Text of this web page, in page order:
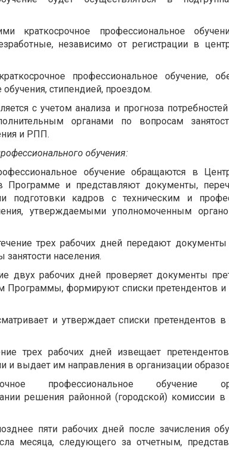
краткосрочное профессиональное
независимо от регистрации в
профессиональное обучение,
стипендией, проездом.
с учетом анализа и прогноза
органами по вопросам
и РПП.
обучения:
обучение обращаются в
Программе и представляют документы,
подготовки кадров с техническим и
утверждаемыми уполномоченным
трех рабочих дней передают документы
населения.
двух рабочих дней проверяет документы
Программы, формируют списки претендентов и
и утверждает списки претендентов в
трех рабочих дней извещает
и выдает им направления в организации
профессиональное обучение
решения районной (городской) комиссии в
пяти рабочих дней после зачисления
месяца, следующего за отчетным,